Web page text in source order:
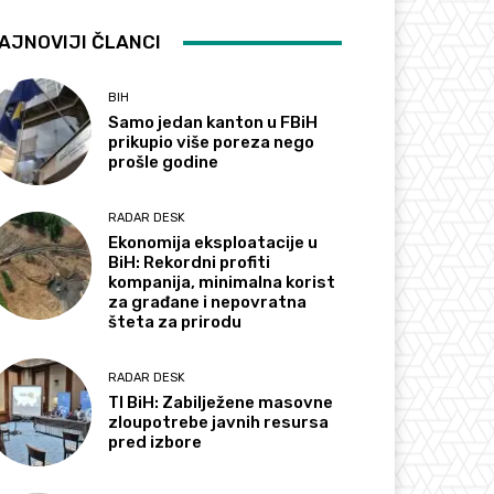
ČLANCI
BIH
Samo jedan kanton u FBiH
prikupio više poreza nego
prošle godine
RADAR DESK
Ekonomija eksploatacije u
BiH: Rekordni profiti
kompanija, minimalna korist
za građane i nepovratna
šteta za prirodu
RADAR DESK
TI BiH: Zabilježene masovne
zloupotrebe javnih resursa
pred izbore